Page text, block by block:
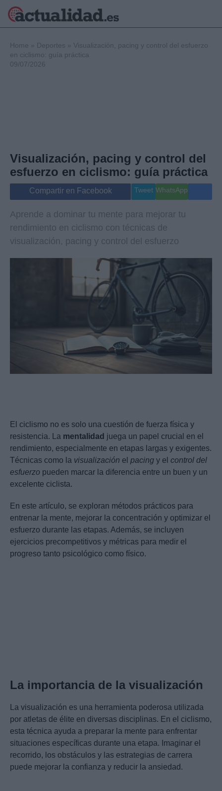
Internacional
Viajes
Gente
Musica
Home » Deportes » Visualización, pacing y control del esfuerzo
en ciclismo: guía práctica
09/07/2026
Visualización, pacing y control del
esfuerzo en ciclismo: guía práctica
Compartir en Facebook Tweet WhatsApp
Aprende a dominar tu mente para mejorar tu
rendimiento en ciclismo con técnicas de
visualización, pacing y control del esfuerzo
El ciclismo no es solo una cuestión de fuerza física y
resistencia. La mentalidad juega un papel crucial en el
rendimiento, especialmente en etapas largas y exigentes.
Técnicas como la visualización el pacing y el control del
esfuerzo pueden marcar la diferencia entre un buen y un
excelente ciclista.
En este artículo, se exploran métodos prácticos para
entrenar la mente, mejorar la concentración y optimizar el
esfuerzo durante las etapas. Además, se incluyen
ejercicios precompetitivos y métricas para medir el
progreso tanto psicológico como físico.
La importancia de la visualización
La visualización es una herramienta poderosa utilizada
por atletas de élite en diversas disciplinas. En el ciclismo,
esta técnica ayuda a preparar la mente para enfrentar
situaciones específicas durante una etapa. Imaginar el
recorrido, los obstáculos y las estrategias de carrera
puede mejorar la confianza y reducir la ansiedad.